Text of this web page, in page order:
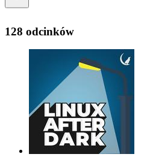
128 odcinków